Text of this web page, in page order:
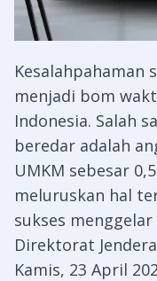
Kesalahpahaman
menjadi bom
Indonesia. Salah
beredar adalah
UMKM sebesar
meluruskan hal
sukses
Direktorat
Kamis, 23 April